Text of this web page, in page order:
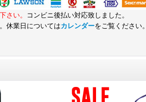
さい。
コンビニ後払い対応致しました。
休業日についてはカレンダーをご覧ください。